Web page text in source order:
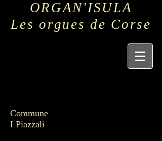
ORGAN'ISULA
Les orgues de Corse
Commune
I Piazzali